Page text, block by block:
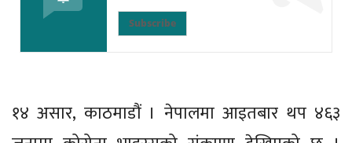
Subscribe
१४ असार, काठमाडौं । नेपालमा आइतबार थप ४६३